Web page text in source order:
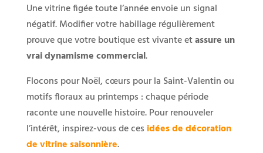
Une vitrine figée toute l’année envoie un signal
négatif. Modifier votre habillage régulièrement
prouve que votre boutique est vivante etassure un
vrai dynamisme commercial.
Flocons pour Noël, cœurs pour la Saint-Valentin ou
motifs floraux au printemps : chaque période
raconte une nouvelle histoire. Pour renouveler
l’intérêt, inspirez-vous de cesidées de décoration
de vitrine saisonnière.